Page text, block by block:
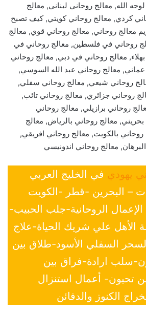
الله, معالج روحاني لبناني, معالج
كردي, معالج روحاني كويتي, كيف تصبح
معالج روحاني, معالج روحاني قوي, معالج
روحاني في فلسطين, معالج روحاني في
معالج روحاني في دبي, معالج روحاني
معالج روحاني عبد الله السوسي,
روحاني شيعي, معالج روحاني سفلي,
روحاني جزائري, معالج روحاني تائب,
روحاني برازيلي, معالج روحاني
معالج روحاني بالرياض, معالج
روحاني بالكويت, معالج روحاني افريقي,
معالج روحاني اندونيسي
يهودي في الخليج العربي
– البحرين -قطر -الكويت
الروحانية-جلب الحبيب-
الأهل علي شريك الحياة-علاج
السفلي الأسود-طلاق بين
سلب ارادة-فراق بين
تحبون- أعمال استنزال
الكنوز والدفائن